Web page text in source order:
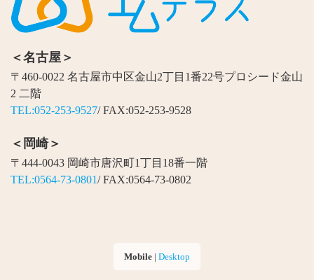
＜名古屋＞
〒460-0022 名古屋市中区金山2丁目1番22号プロシード金山
2 二階
TEL:052-253-9527/ FAX:052-253-9528
＜岡崎＞
〒444-0043 岡崎市唐沢町1丁目18番一階
TEL:0564-73-0801/ FAX:0564-73-0802
Mobile | Desktop